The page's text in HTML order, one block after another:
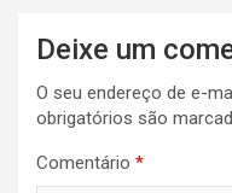
Navegação
de
Post
Deixe um
O seu endereço de e-
obrigatórios são
Comentário *